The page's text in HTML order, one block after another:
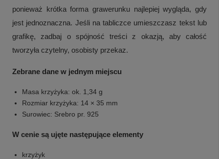
ponieważ krótka forma grawerunku najlepiej wygląda, gdy
jest jednoznaczna. Jeśli na tabliczce umieszczasz tekst lub
grafikę, zadbaj o spójność treści z okazją, aby całość
tworzyła czytelny, osobisty przekaz.
Zebrane dane w jednym miejscu
Masa krzyżyka: ok. 1,34 g
Rozmiar krzyżyka: 14 × 35 mm
Surowiec: Srebro pr. 925
W cenie są ujęte następujące elementy
krzyżyk